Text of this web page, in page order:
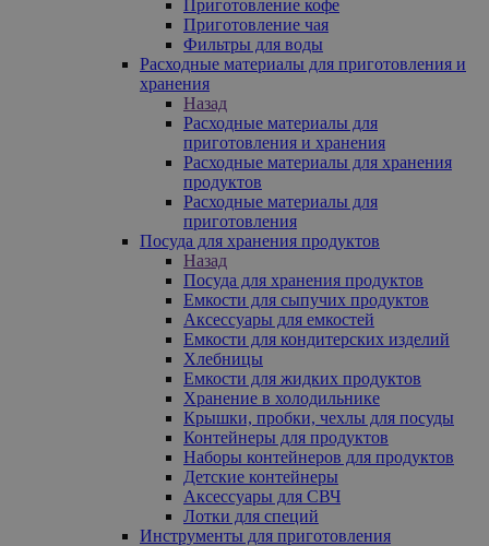
Приготовление кофе
Приготовление чая
Фильтры для воды
Расходные материалы для приготовления и
хранения
Назад
Расходные материалы для
приготовления и хранения
Расходные материалы для хранения
продуктов
Расходные материалы для
приготовления
Посуда для хранения продуктов
Назад
Посуда для хранения продуктов
Емкости для сыпучих продуктов
Аксессуары для емкостей
Емкости для кондитерских изделий
Хлебницы
Емкости для жидких продуктов
Хранение в холодильнике
Крышки, пробки, чехлы для посуды
Контейнеры для продуктов
Наборы контейнеров для продуктов
Детские контейнеры
Аксессуары для СВЧ
Лотки для специй
Инструменты для приготовления